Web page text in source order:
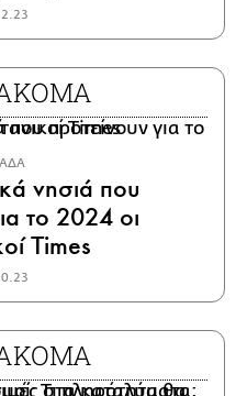
νησιά που
το 2024 οι
Times